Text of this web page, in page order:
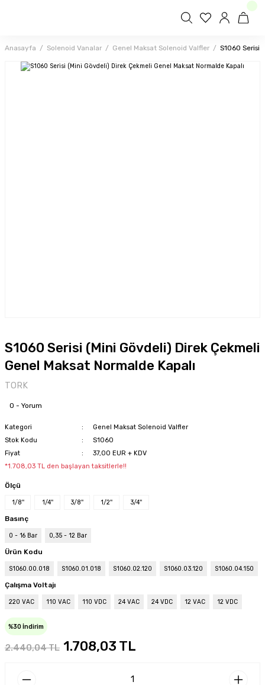
Anasayfa Solenoid Vanalar Genel Maksat Solenoid Valfler S1060 Serisi
S1060 Serisi (Mini Gövdeli) Direk Çekmeli
Genel Maksat Normalde Kapalı
TORK
0 - Yorum
Kategori
Genel Maksat Solenoid Valfler
Stok Kodu
S1060
Fiyat
37,00 EUR + KDV
*1.708,03 TL den başlayan taksitlerle!!
Ölçü
1/8'' 1/4'' 3/8'' 1/2'' 3/4''
Basınç
0 - 16 Bar 0,35 - 12 Bar
Ürün Kodu
S1060.00.018 S1060.01.018 S1060.02.120 S1060.03.120 S1060.04.150
Çalışma Voltajı
220 VAC 110 VAC 110 VDC 24 VAC 24 VDC 12 VAC 12 VDC
%30 İndirim
2.440,04 TL 1.708,03 TL